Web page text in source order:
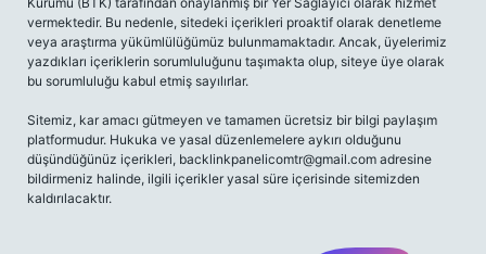
vermektedir. Bu nedenle, sitedeki içerikleri proaktif olarak denetleme
veya araştırma yükümlülüğümüz bulunmamaktadır. Ancak, üyelerimiz
yazdıkları içeriklerin sorumluluğunu taşımakta olup, siteye üye olarak
bu sorumluluğu kabul etmiş sayılırlar.
Sitemiz, kar amacı gütmeyen ve tamamen ücretsiz bir bilgi paylaşım
platformudur. Hukuka ve yasal düzenlemelere aykırı olduğunu
düşündüğünüz içerikleri, backlinkpanelicomtr@gmail.com adresine
bildirmeniz halinde, ilgili içerikler yasal süre içerisinde sitemizden
kaldırılacaktır.